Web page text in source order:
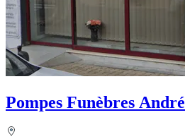
Pompes Funèbres André